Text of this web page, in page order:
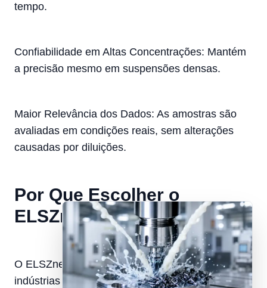
tempo.
Confiabilidade em Altas Concentrações: Mantém
a precisão mesmo em suspensões densas.
Maior Relevância dos Dados: As amostras são
avaliadas em condições reais, sem alterações
causadas por diluições.
Por Que Escolher o
ELSZneo?
O ELSZneo é a escolha ideal para laboratórios e
indústrias que buscam medições precisas de